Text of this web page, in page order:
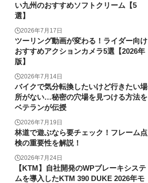
い九州のおすすめソフトクリーム【5
選】
2026年7月17日
ツーリング動画が変わる！ライダー向け
おすすめアクションカメラ5選【2026年
版】
2026年7月14日
バイクで気分転換したいけど行きたい場
所がない…秘密の穴場を見つける方法を
ベテランが伝授
2026年7月19日
林道で遊ぶなら要チェック！フレーム点
検の重要性を解説！
2026年7月24日
【KTM】自社開発のWPブレーキシステ
ムを導入したKTM 390 DUKE 2026年モ